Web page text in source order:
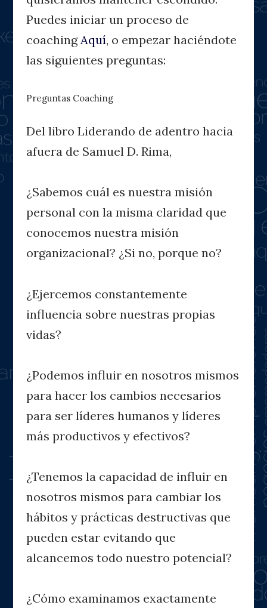
Puedes iniciar un proceso de
coachingAquí, o empezar haciéndote
las siguientes preguntas:
Preguntas Coaching
Del libro Liderando de adentro hacia
afuera de Samuel D. Rima,
¿Sabemos cuál es nuestra misión
personal con la misma claridad que
conocemos nuestra misión
organizacional? ¿Si no, porque no?
¿Ejercemos constantemente
influencia sobre nuestras propias
vidas?
¿Podemos influir en nosotros mismos
para hacer los cambios necesarios
para ser líderes humanos y líderes
más productivos y efectivos?
¿Tenemos la capacidad de influir en
nosotros mismos para cambiar los
hábitos y prácticas destructivas que
pueden estar evitando que
alcancemos todo nuestro potencial?
¿Cómo examinamos exactamente